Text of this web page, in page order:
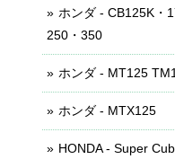
ホンダ - CB125K・
250・350
ホンダ - MT125
ホンダ - MTX125
HONDA - Super